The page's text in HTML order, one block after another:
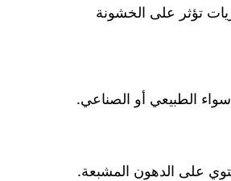
تؤثر على الخشونة
الطبيعي أو الصناعي.
على الدهون المشبعة.